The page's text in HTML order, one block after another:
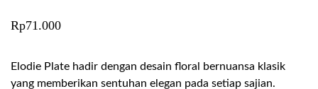
Rp71.000
Elodie Plate hadir dengan desain floral bernuansa klasik
yang memberikan sentuhan elegan pada setiap sajian.